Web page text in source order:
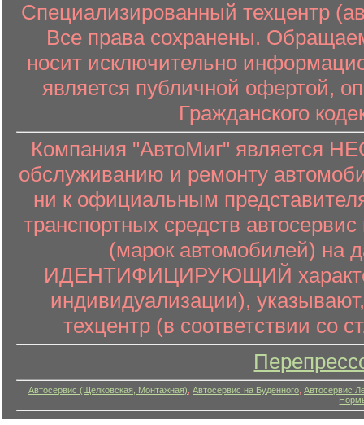
Специализированный техцентр
Все права сохранены.
носит исключительно
является публичной офертой,
Гражданского
Компания "АвтоМиг" является
обслуживанию и ремонту
ни к официальным
транспортных средств
(марок автомобилей) на
ИДЕНТИФИЦИРУЮЩИЙ характер
индивидуализации),
техцентр (в соответствии со
Автосервис (Щелковская, Монтажная) Автосервис на Буденного Автосервис